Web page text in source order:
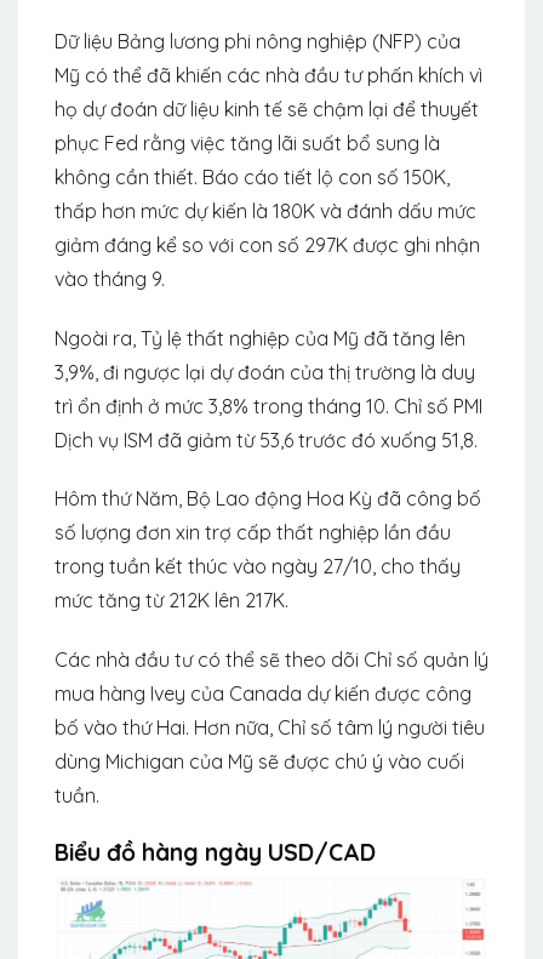
Dữ liệu Bảng lương phi nông nghiệp (NFP) của
Mỹ có thể đã khiến các nhà đầu tư phấn khích vì
họ dự đoán dữ liệu kinh tế sẽ chậm lại để thuyết
phục Fed rằng việc tăng lãi suất bổ sung là
không cần thiết. Báo cáo tiết lộ con số 150K,
thấp hơn mức dự kiến ​​là 180K và đánh dấu mức
giảm đáng kể so với con số 297K được ghi nhận
vào tháng 9.
Ngoài ra, Tỷ lệ thất nghiệp của Mỹ đã tăng lên
3,9%, đi ngược lại dự đoán của thị trường là duy
trì ổn định ở mức 3,8% trong tháng 10. Chỉ số PMI
Dịch vụ ISM đã giảm từ 53,6 trước đó xuống 51,8.
Hôm thứ Năm, Bộ Lao động Hoa Kỳ đã công bố
số lượng đơn xin trợ cấp thất nghiệp lần đầu
trong tuần kết thúc vào ngày 27/10, cho thấy
mức tăng từ 212K lên 217K.
Các nhà đầu tư có thể sẽ theo dõi Chỉ số quản lý
mua hàng Ivey của Canada dự kiến ​​được công
bố vào thứ Hai. Hơn nữa, Chỉ số tâm lý người tiêu
dùng Michigan của Mỹ sẽ được chú ý vào cuối
tuần.
Biểu đồ hàng ngày USD/CAD